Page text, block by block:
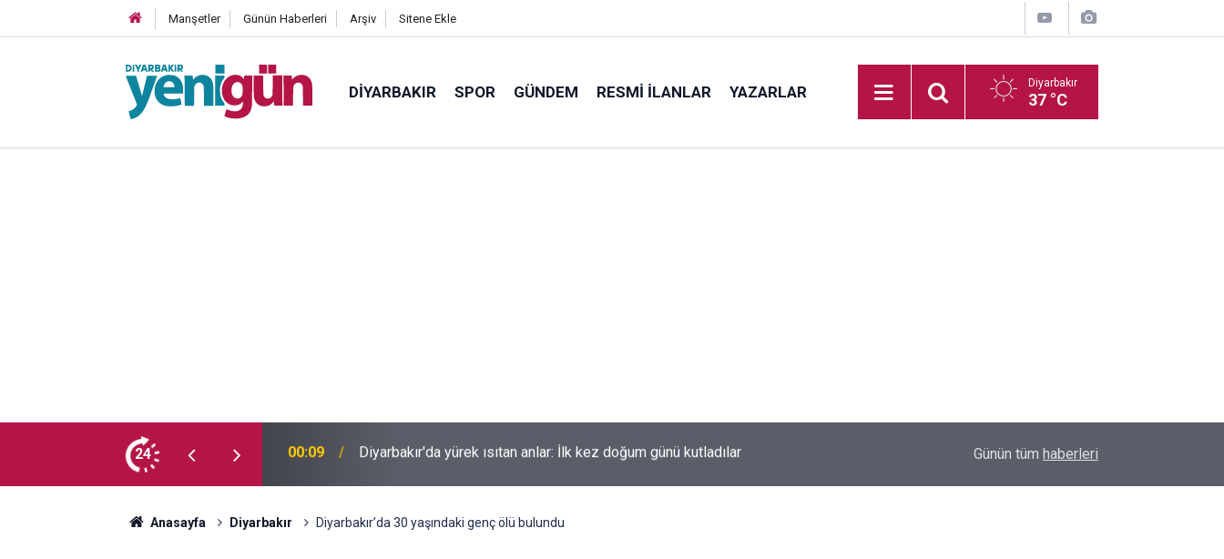
Manşetler Günün Haberleri Arşiv Sitene Ekle
DIYARBAKIR SPOR GÜNDEM RESMI İLANLAR YAZARLAR Diyarbakır
37 °C
24
kez doğum günü kutladılar 23:36 Diyarbakır'da düğün salonunda kavga: Yaralılar var Uyarılar fayda etmiyor; Diyarbakır’da bir genç
Günün tüm haberleri
Anasayfa Diyarbakır Diyarbakır’da 30 yaşındaki genç ölü bulundu